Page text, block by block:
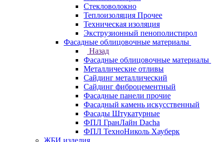
Стекловолокно
Теплоизоляция Прочее
Техническая изоляция
Экструзионный пенополистирол
Фасадные облицовочные материалы
Назад
Фасадные облицовочные материалы
Металлические отливы
Сайдинг металлический
Сайдинг фиброцементный
Фасадные панели прочие
Фасадный камень искусственный
Фасады Штукатурные
ФПЛ ГранЛайн Dacha
ФПЛ ТехноНиколь Хауберк
ЖБИ изделия